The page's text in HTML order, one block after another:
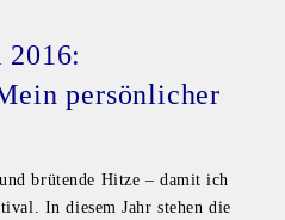
2016:
persönlicher
brütende Hitze – damit ich
In diesem Jahr stehen die